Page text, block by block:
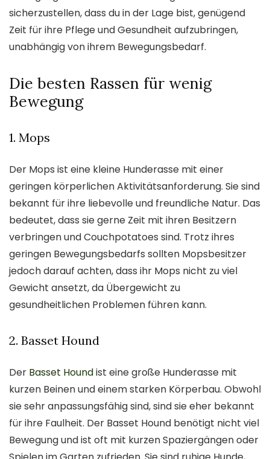
sicherzustellen, dass du in der Lage bist, genügend
Zeit für ihre Pflege und Gesundheit aufzubringen,
unabhängig von ihrem Bewegungsbedarf.
Die besten Rassen für wenig
Bewegung
1. Mops
Der Mops ist eine kleine Hunderasse mit einer
geringen körperlichen Aktivitätsanforderung. Sie sind
bekannt für ihre liebevolle und freundliche Natur. Das
bedeutet, dass sie gerne Zeit mit ihren Besitzern
verbringen und Couchpotatoes sind. Trotz ihres
geringen Bewegungsbedarfs sollten Mopsbesitzer
jedoch darauf achten, dass ihr Mops nicht zu viel
Gewicht ansetzt, da Übergewicht zu
gesundheitlichen Problemen führen kann.
2. Basset Hound
Der Basset Houndist eine große Hunderasse mit
kurzen Beinen und einem starken Körperbau. Obwohl
sie sehr anpassungsfähig sind, sind sie eher bekannt
für ihre Faulheit. Der Basset Hound benötigt nicht viel
Bewegung und ist oft mit kurzen Spaziergängen oder